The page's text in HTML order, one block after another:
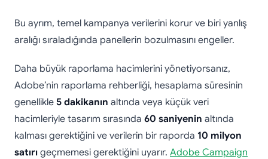
Bu ayrım, temel kampanya verilerini korur ve biri yanlış
aralığı sıraladığında panellerin bozulmasını engeller.
Daha büyük raporlama hacimlerini yönetiyorsanız,
Adobe’nin raporlama rehberliği, hesaplama süresinin
genellikle 5 dakikanın altında veya küçük veri
hacimleriyle tasarım sırasında 60 saniyenin altında
kalması gerektiğini ve verilerin bir raporda 10 milyon
satırı geçmemesi gerektiğini uyarır. Adobe Campaign